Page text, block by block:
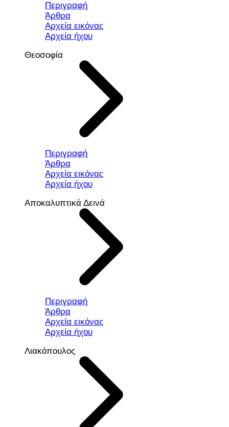
Περιγραφή
Άρθρα
Αρχεία εικόνας
Αρχεία ήχου
Θεοσοφία
Περιγραφή
Άρθρα
Αρχεία εικόνας
Αρχεία ήχου
Αποκαλυπτικά Δεινά
Περιγραφή
Άρθρα
Αρχεία εικόνας
Αρχεία ήχου
Λιακόπουλος